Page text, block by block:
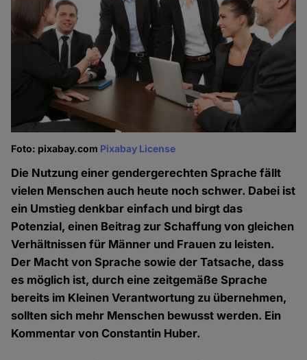
Foto: pixabay.com Pixabay License
Die Nutzung einer gendergerechten Sprache fällt
vielen Menschen auch heute noch schwer. Dabei ist
ein Umstieg denkbar einfach und birgt das
Potenzial, einen Beitrag zur Schaffung von gleichen
Verhältnissen für Männer und Frauen zu leisten.
Der Macht von Sprache sowie der Tatsache, dass
es möglich ist, durch eine zeitgemäße Sprache
bereits im Kleinen Verantwortung zu übernehmen,
sollten sich mehr Menschen bewusst werden. Ein
Kommentar von Constantin Huber.